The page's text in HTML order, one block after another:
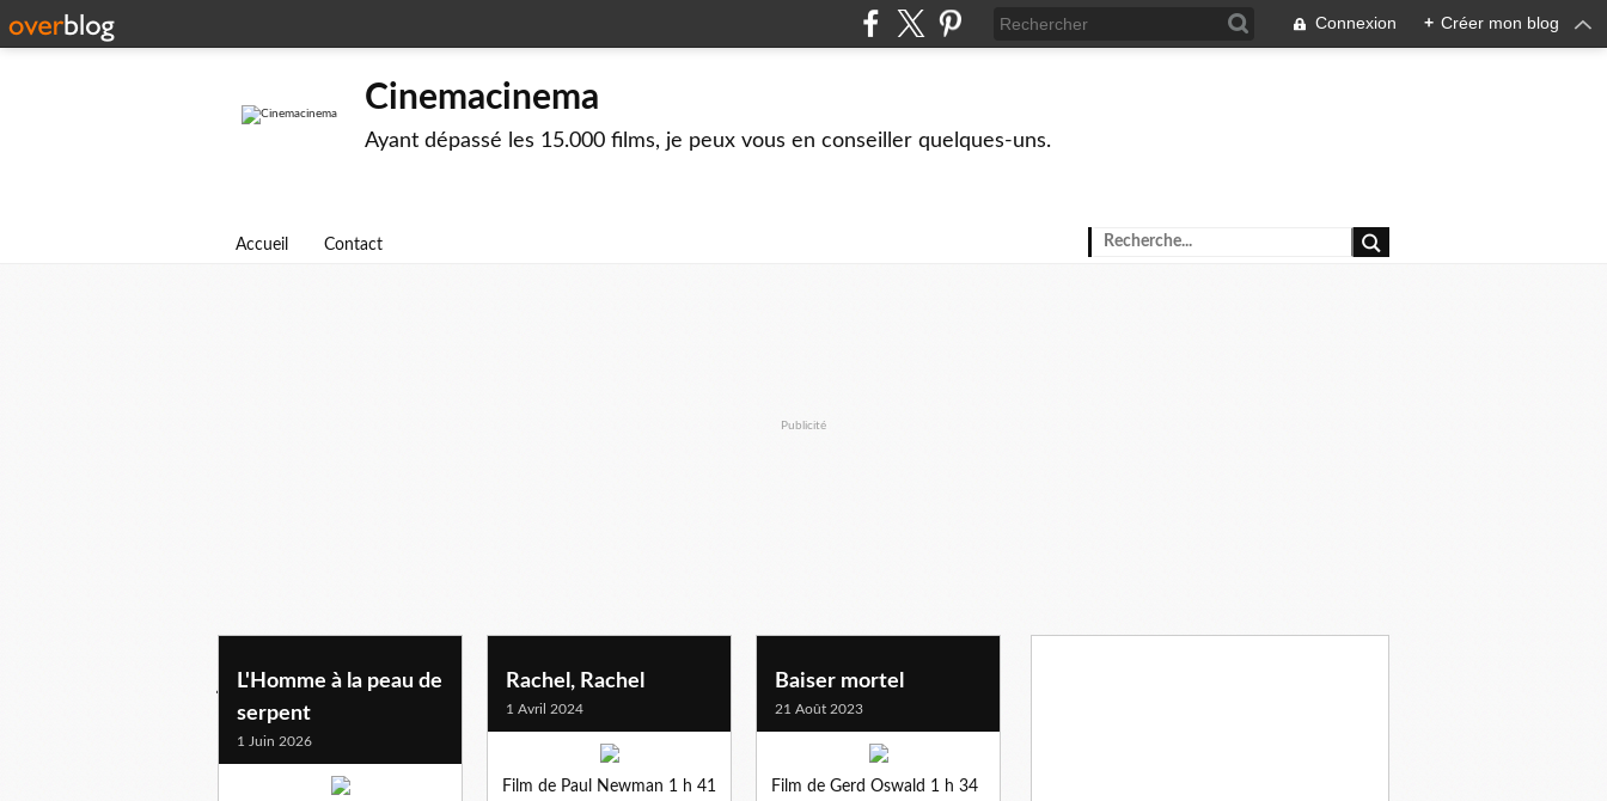
Connexion + Créer mon blog
Cinemacinema
Ayant dépassé les 15.000 films, je peux vous en conseiller quelques-uns.
Accueil Contact
Publicité
joanne woodward
L'Homme à la peau de
serpent
1 Juin 2026
Rachel, Rachel
1 Avril 2024
Film de Paul Newman 1 h 41
Baiser mortel
21 Août 2023
Film de Gerd Oswald 1 h 34